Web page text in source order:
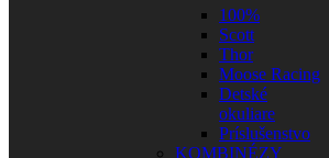
100%
Scott
Thor
Moose Racing
Detské
okuliare
Príslušenstvo
KOMBINÉZY